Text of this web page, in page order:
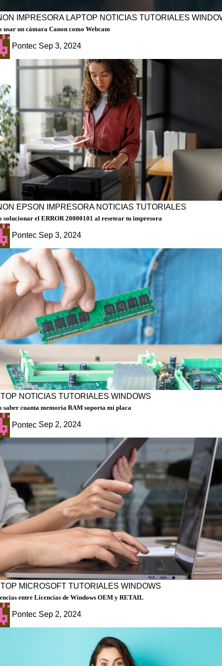
IMPRESORA LAPTOP NOTICIAS TUTORIALES
usar un cámara Canon como Webcam
Pontec Sep 3, 2024
EPSON IMPRESORA NOTICIAS TUTORIALES
solucionar el ERROR 20000101 al resetear tu impresora
Pontec Sep 3, 2024
NOTICIAS TUTORIALES WINDOWS
saber cuanta memoria RAM soporta mi placa
Pontec Sep 2, 2024
MICROSOFT TUTORIALES WINDOWS
entre Licencias de Windows OEM y RETAIL
Pontec Sep 2, 2024